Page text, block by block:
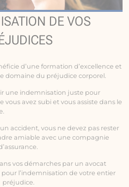
DE VOS
d’une formation d’excellence et
domaine du préjudice corporel.
une indemnisation juste pour
avez subi et vous assiste dans le
accident, vous ne devez pas rester
amiable avec une compagnie
vos démarches par un avocat
l’indemnisation de votre entier
préjudice.